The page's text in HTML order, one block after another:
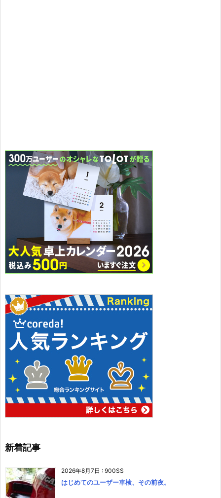
新着記事
2026年8月7日 : 900SS
はじめてのユーザー車検、その前夜。